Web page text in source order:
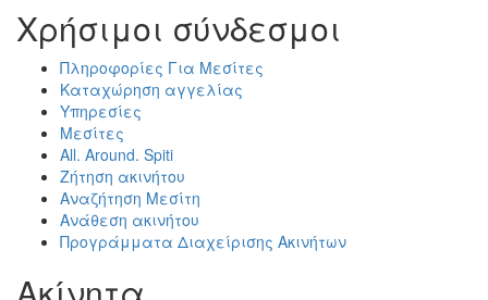
Χρήσιμοι σύνδεσμοι
Πληροφορίες Για Μεσίτες
Καταχώρηση αγγελίας
Υπηρεσίες
Μεσίτες
All. Around. Spiti
Ζήτηση ακινήτου
Αναζήτηση Μεσίτη
Ανάθεση ακινήτου
Προγράμματα Διαχείρισης Ακινήτων